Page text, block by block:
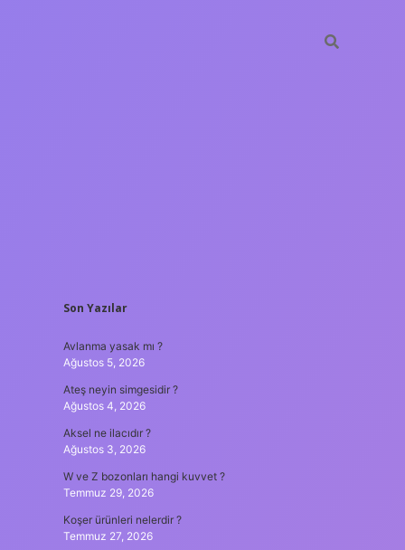
SIDEBAR
Son Yazılar
Avlanma yasak mı ?
Ağustos 5, 2026
Ateş neyin simgesidir ?
Ağustos 4, 2026
Aksel ne ilacıdır ?
Ağustos 3, 2026
W ve Z bozonları hangi kuvvet ?
Temmuz 29, 2026
Koşer ürünleri nelerdir ?
Temmuz 27, 2026